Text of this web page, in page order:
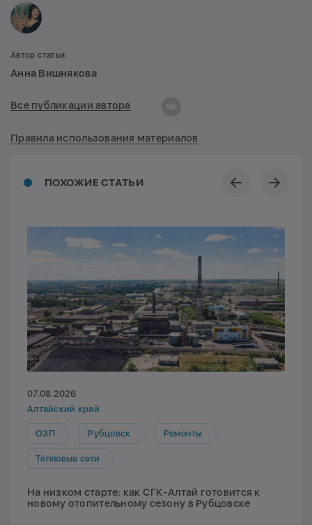
ПОХОЖИЕ СТАТЬИ
07.08.2026
Алтайский край
ОЗП Рубцовск Ремонты
Тепловые сети
На низком старте: как СГК-Алтай готовится к
новому отопительному сезону в Рубцовске
Автор статьи:
Анна Вишнякова
Все публикации автора
Правила использования материалов